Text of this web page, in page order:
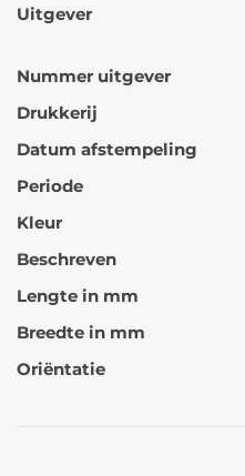
Uitgever
Nummer uitgever
Drukkerij
Datum afstempeling
Periode
Kleur
Beschreven
Lengte in mm
Breedte in mm
Oriëntatie